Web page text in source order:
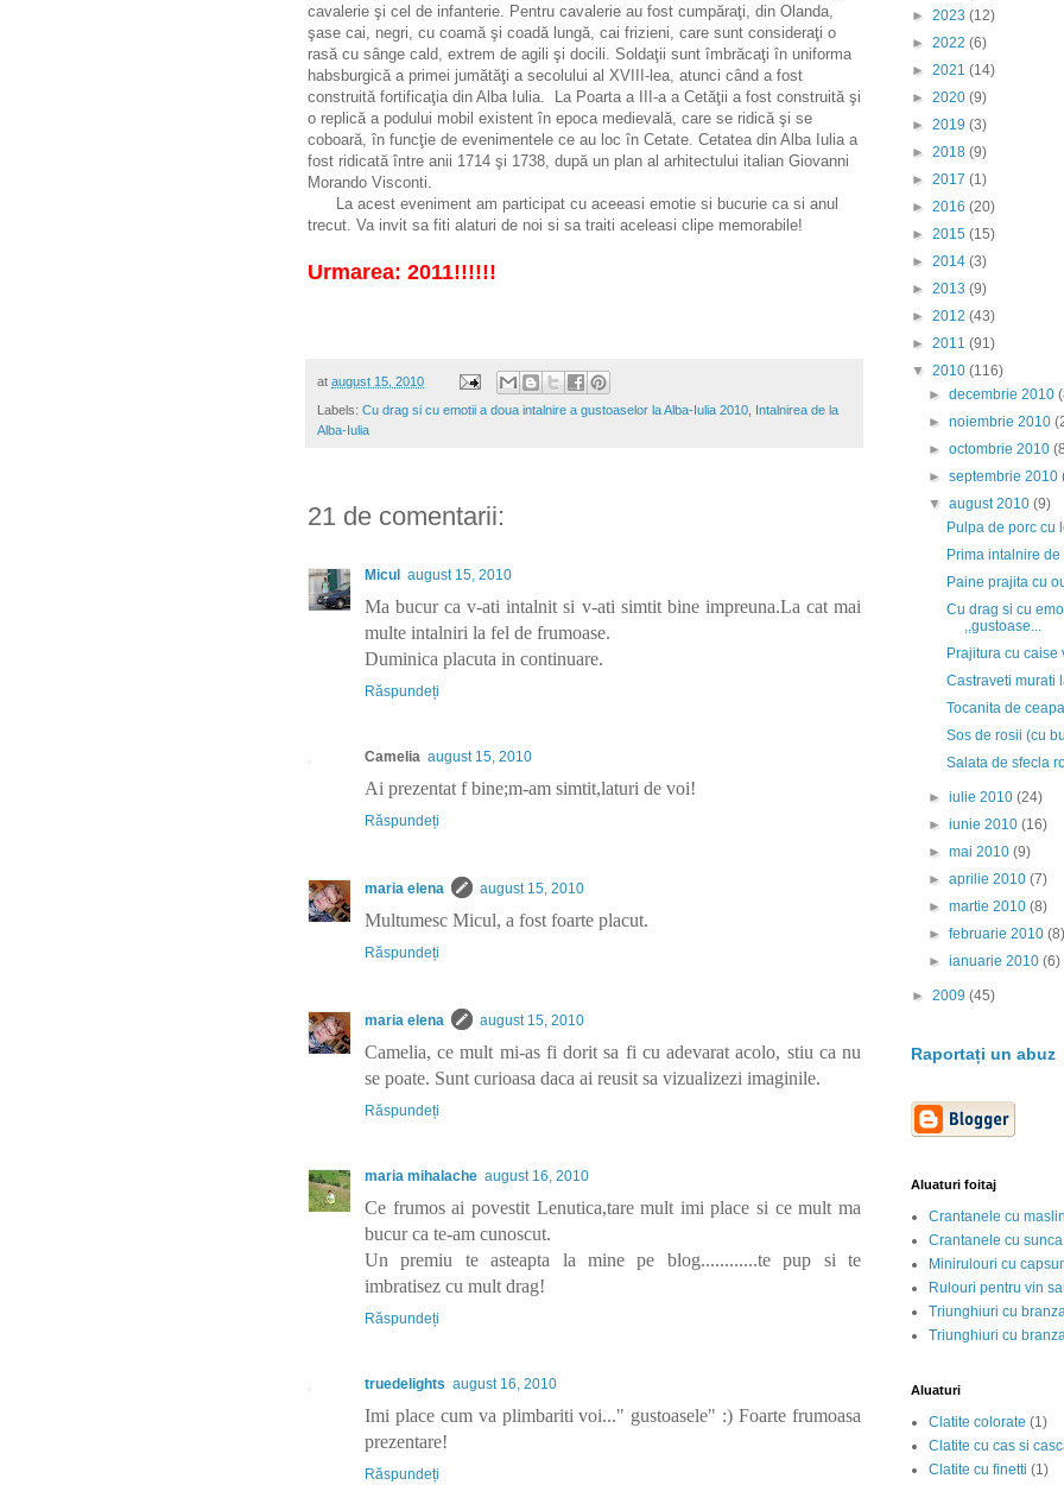
cavalerie şi cel de infanterie. Pentru cavalerie au fost cumpăraţi, din Olanda,
şase cai, negri, cu coamă şi coadă lungă, cai frizieni, care sunt consideraţi o
rasă cu sânge cald, extrem de agili şi docili. Soldaţii sunt îmbrăcaţi în uniforma
habsburgică a primei jumătăţi a secolului al XVIII-lea, atunci când a fost
construită fortificaţia din Alba Iulia. La Poarta a III-a a Cetăţii a fost construită şi
o replică a podului mobil existent în epoca medievală, care se ridică şi se
coboară, în funcţie de evenimentele ce au loc în Cetate. Cetatea din Alba Iulia a
fost ridicată între anii 1714 şi 1738, după un plan al arhitectului italian Giovanni
Morando Visconti.
La acest eveniment am participat cu aceeasi emotie si bucurie ca si anul
trecut. Va invit sa fiti alaturi de noi si sa traiti aceleasi clipe memorabile!
Urmarea: 2011!!!!!!
at august 15, 2010
Labels: Cu drag si cu emotii a doua intalnire a gustoaselor la Alba-Iulia 2010 Intalnirea de la
Alba-Iulia
21 de comentarii:
Micul august 15, 2010
Ma bucur ca v-ati intalnit si v-ati simtit bine impreuna.La cat mai
multe intalniri la fel de frumoase.
Duminica placuta in continuare.
Răspundeți
Camelia august 15, 2010
Ai prezentat f bine;m-am simtit,laturi de voi!
Răspundeți
maria elena august 15, 2010
Multumesc Micul, a fost foarte placut.
Răspundeți
maria elena august 15, 2010
Camelia, ce mult mi-as fi dorit sa fi cu adevarat acolo, stiu ca nu
se poate. Sunt curioasa daca ai reusit sa vizualizezi imaginile.
Răspundeți
maria mihalache august 16, 2010
Ce frumos ai povestit Lenutica,tare mult imi place si ce mult ma
bucur ca te-am cunoscut.
Un premiu te asteapta la mine pe blog............te pup si te
imbratisez cu mult drag!
Răspundeți
truedelights august 16, 2010
Imi place cum va plimbariti voi..." gustoasele" :) Foarte frumoasa
prezentare!
Răspundeți
► 2023 (12)
► 2022 (6)
► 2021 (14)
► 2020 (9)
► 2019 (3)
► 2018 (9)
► 2017 (1)
► 2016 (20)
► 2015 (15)
► 2014 (3)
► 2013 (9)
► 2012 (43)
► 2011 (91)
▼ 2010 (116)
►decembrie 2010
►noiembrie 2010
►octombrie 2010
►septembrie 2010
▼august 2010(9)
Pulpa de porc cu
Prima intalnire
Paine prajita cu
Cu drag si cu
,,gustoase...
Prajitura cu caise
Castraveti murati
Tocanita de ceapa
Sos de rosii (cu
Salata de sfecla
►iulie 2010(24)
►iunie 2010(16)
►mai 2010(9)
►aprilie 2010(7)
►martie 2010(8)
►februarie 2010
►ianuarie 2010(6)
► 2009 (45)
Raportați un abuz
Aluaturi foitaj
Crantanele cu
Crantanele cu sunca
Minirulouri cu
Rulouri pentru vin
Triunghiuri cu
Triunghiuri cu
Aluaturi
Clatite colorate (1)
Clatite cu cas si
Clatite cu finetti (1)